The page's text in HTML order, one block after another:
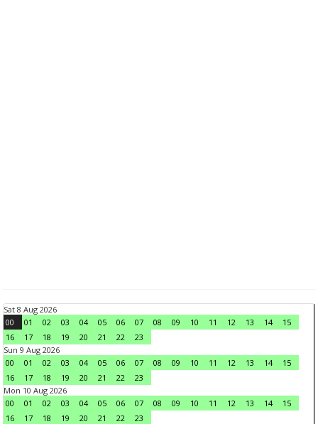
Sat 8 Aug 2026
00
01 02 03 04 05 06 07 08 09 10 11 12 13 14
15
16
17 18 19 20 21 22
23
Sun 9 Aug 2026
00
01 02 03 04 05 06 07 08 09 10 11 12 13 14
15
16
17 18 19 20 21 22
23
Mon 10 Aug 2026
00
01 02 03 04 05 06 07 08 09 10 11 12 13 14
15
16
17 18 19 20 21 22
23